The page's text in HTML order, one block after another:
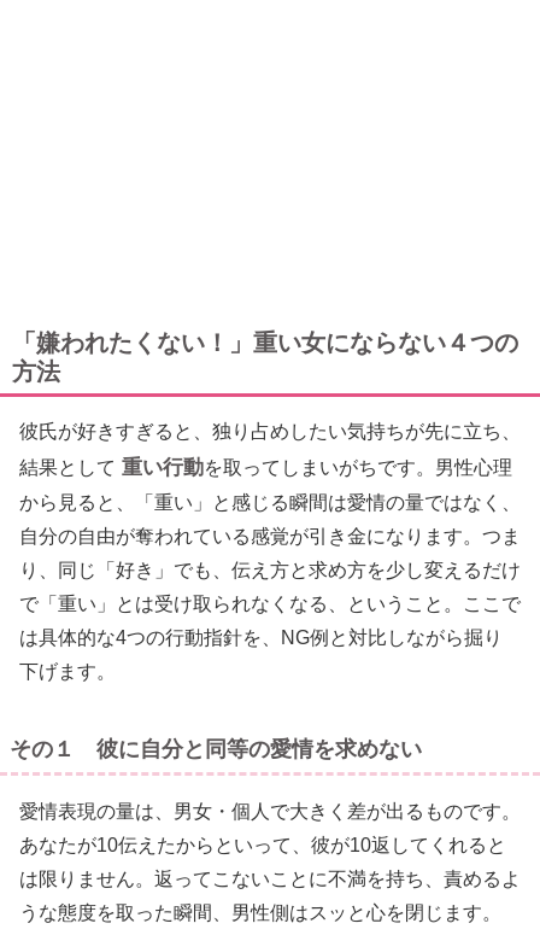
「嫌われたくない！」重い女にならない４つの
方法
彼氏が好きすぎると、独り占めしたい気持ちが先に立ち、
結果として 重い行動を取ってしまいがちです。男性心理
から見ると、「重い」と感じる瞬間は愛情の量ではなく、
自分の自由が奪われている感覚が引き金になります。つま
り、同じ「好き」でも、伝え方と求め方を少し変えるだけ
で「重い」とは受け取られなくなる、ということ。ここで
は具体的な4つの行動指針を、NG例と対比しながら掘り
下げます。
その１ 彼に自分と同等の愛情を求めない
愛情表現の量は、男女・個人で大きく差が出るものです。
あなたが10伝えたからといって、彼が10返してくれると
は限りません。返ってこないことに不満を持ち、責めるよ
うな態度を取った瞬間、男性側はスッと心を閉じます。